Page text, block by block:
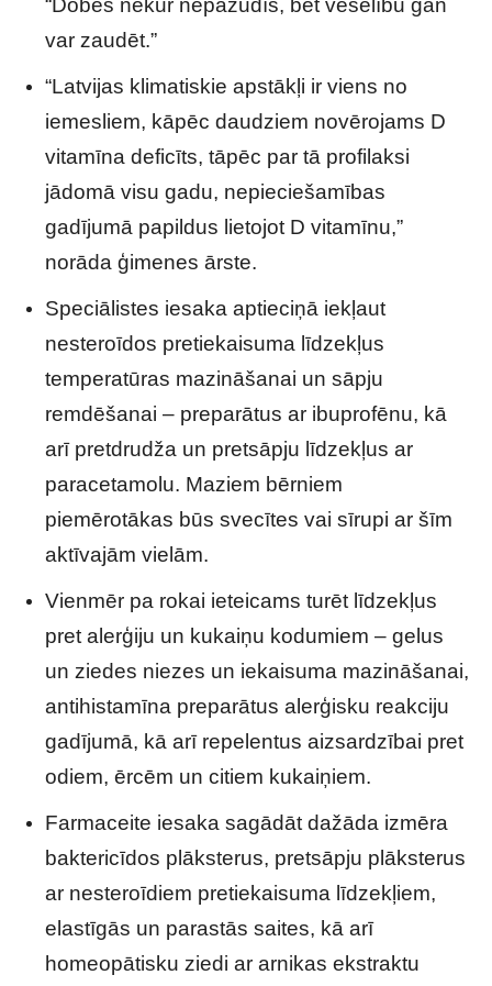
“Dobes nekur nepazudīs, bet veselību gan
var zaudēt.”
“Latvijas klimatiskie apstākļi ir viens no
iemesliem, kāpēc daudziem novērojams D
vitamīna deficīts, tāpēc par tā profilaksi
jādomā visu gadu, nepieciešamības
gadījumā papildus lietojot D vitamīnu,”
norāda ģimenes ārste.
Speciālistes iesaka aptieciņā iekļaut
nesteroīdos pretiekaisuma līdzekļus
temperatūras mazināšanai un sāpju
remdēšanai – preparātus ar ibuprofēnu, kā
arī pretdrudža un pretsāpju līdzekļus ar
paracetamolu. Maziem bērniem
piemērotākas būs svecītes vai sīrupi ar šīm
aktīvajām vielām.
Vienmēr pa rokai ieteicams turēt līdzekļus
pret alerģiju un kukaiņu kodumiem – gelus
un ziedes niezes un iekaisuma mazināšanai,
antihistamīna preparātus alerģisku reakciju
gadījumā, kā arī repelentus aizsardzībai pret
odiem, ērcēm un citiem kukaiņiem.
Farmaceite iesaka sagādāt dažāda izmēra
baktericīdos plāksterus, pretsāpju plāksterus
ar nesteroīdiem pretiekaisuma līdzekļiem,
elastīgās un parastās saites, kā arī
homeopātisku ziedi ar arnikas ekstraktu